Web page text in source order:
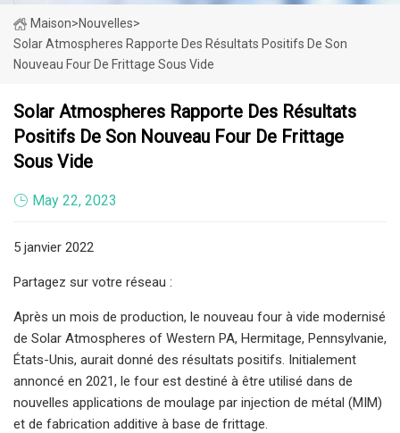
Maison>Nouvelles>
Solar Atmospheres Rapporte Des Résultats Positifs De Son
Nouveau Four De Frittage Sous Vide
Solar Atmospheres Rapporte Des Résultats
Positifs De Son Nouveau Four De Frittage
Sous Vide
May 22, 2023
5 janvier 2022
Partagez sur votre réseau :
Après un mois de production, le nouveau four à vide modernisé
de Solar Atmospheres of Western PA, Hermitage, Pennsylvanie,
États-Unis, aurait donné des résultats positifs. Initialement
annoncé en 2021, le four est destiné à être utilisé dans de
nouvelles applications de moulage par injection de métal (MIM)
et de fabrication additive à base de frittage.